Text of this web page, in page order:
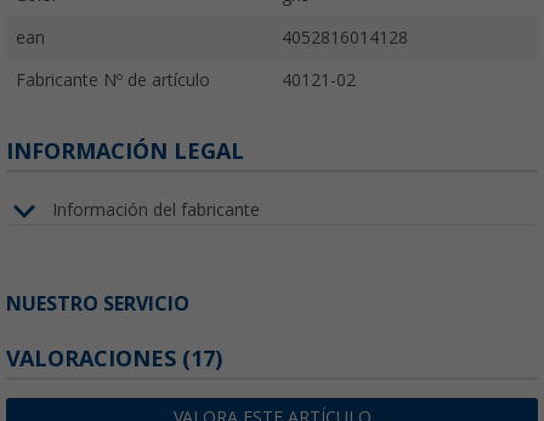
ean 4052816014128
Fabricante Nº de artículo 40121-02
INFORMACIÓN LEGAL
Información del fabricante
NUESTRO SERVICIO
VALORACIONES (17)